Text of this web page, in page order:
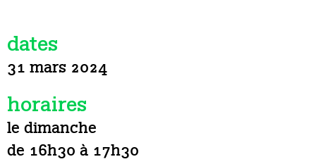
dates
31 mars 2024
horaires
le dimanche
de 16h30 à 17h30